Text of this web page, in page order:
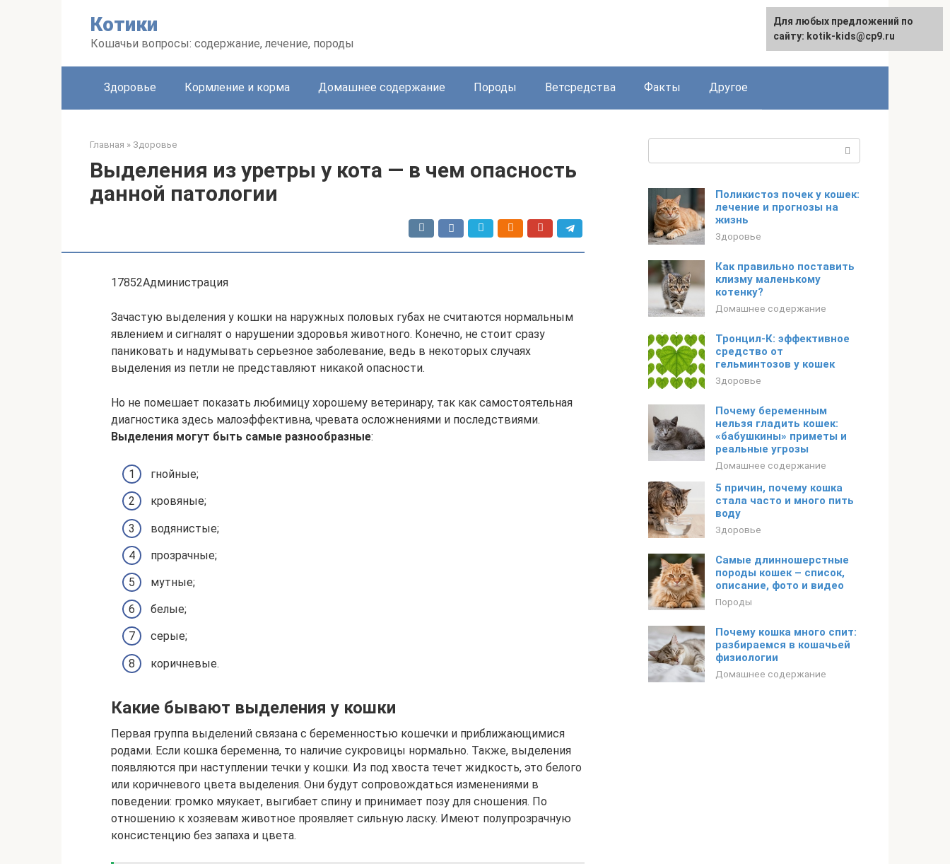
Котики
Кошачьи вопросы: содержание, лечение, породы
Здоровье Кормление и корма Домашнее содержание Породы Ветсредства Факты Другое
Главная » Здоровье
Выделения из уретры у кота — в чем опасность
данной патологии
17852Администрация
Зачастую выделения у кошки на наружных половых губах не считаются нормальным
явлением и сигналят о нарушении здоровья животного. Конечно, не стоит сразу
паниковать и надумывать серьезное заболевание, ведь в некоторых случаях
выделения из петли не представляют никакой опасности.
Но не помешает показать любимицу хорошему ветеринару, так как самостоятельная
диагностика здесь малоэффективна, чревата осложнениями и последствиями.
Выделения могут быть самые разнообразные:
гнойные;
кровяные;
водянистые;
прозрачные;
мутные;
белые;
серые;
коричневые.
Какие бывают выделения у кошки
Первая группа выделений связана с беременностью кошечки и приближающимися
родами. Если кошка беременна, то наличие сукровицы нормально. Также, выделения
появляются при наступлении течки у кошки. Из под хвоста течет жидкость, это белого
или коричневого цвета выделения. Они будут сопровождаться изменениями в
поведении: громко мяукает, выгибает спину и принимает позу для сношения. По
отношению к хозяевам животное проявляет сильную ласку. Имеют полупрозрачную
консистенцию без запаха и цвета.
Поликистоз почек у кошек:
лечение и прогнозы на
жизнь
Здоровье
Как правильно поставить
клизму маленькому
котенку?
Домашнее содержание
Тронцил-К: эффективное
средство от
гельминтозов у кошек
Здоровье
Почему беременным
нельзя гладить кошек:
«бабушкины» приметы и
реальные угрозы
Домашнее содержание
5 причин, почему кошка
стала часто и много пить
воду
Здоровье
Самые длинношерстные
породы кошек – список,
описание, фото и видео
Породы
Почему кошка много спит:
разбираемся в кошачьей
физиологии
Домашнее содержание
Для любых предложений по
сайту: kotik-kids@cp9.ru